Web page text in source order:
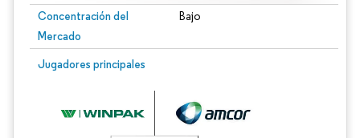
Concentración del
Mercado
Bajo
Jugadores principales
Imagen © Mordor Intelligence. El uso requiere atribución según CC BY 4.0.